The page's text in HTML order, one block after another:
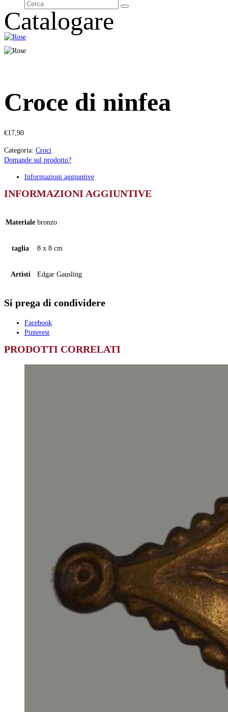
Cerca
Invia
Catalogare
Croce di ninfea
€17,90
Categoria: Croci
Domande sul prodotto?
Informazioni aggiuntive
INFORMAZIONI AGGIUNTIVE
Materiale bronzo
taglia 8 x 8 cm
Artisti Edgar Gausling
Si prega di condividere
Facebook
Pinterest
PRODOTTI CORRELATI